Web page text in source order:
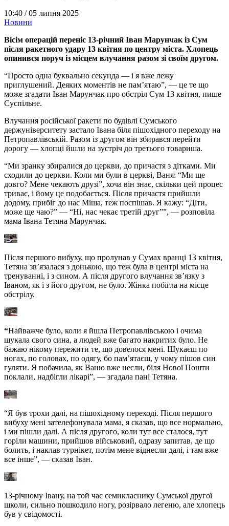
10:40 /05 липня 2025
Новини
Вісім операцій переніс 13-річний Іван Марунчак із Сум
після ракетного удару 13 квітня по центру міста. Хлопець
опинився поруч із місцем влучання разом зі своїм другом.
“Просто одна буквально секунда — і я вже лежу
приглушений. Деяких моментів не пам’ятаю”, — це те що
може згадати Іван Марунчак про обстріл Сум 13 квітня, пише
Суспільне.
Влучання російської ракети по будівлі Сумського
держуніверситету застало Івана біля пішохідного переходу на
Петропавлівській. Разом із другом він збирався перейти
дорогу — хлопці йшли на зустріч до третього товариша.
“Ми зранку збиралися до церкви, до причастя з дітками. Ми
сходили до церкви. Коли ми були в церкві, Ваня: “Ми ще
довго? Мене чекають друзі”, хоча він знає, скільки цей процес
триває, і йому це подобається. Після причастя прийшли
додому, прибіг до нас Міша, теж поспішав. Я кажу: “Діти,
може ще чаю?” — “Ні, нас чекає третій друг””, — розповіла
мама Івана Тетяна Марунчак.
Після першого вибуху, що пролунав у Сумах вранці 13 квітня,
Тетяна зв’язалася з донькою, що теж була в центрі міста на
тренуванні, і з сином. А після другого влучання зв’язку з
Іваном, як і з його другом, не було. Жінка побігла на місце
обстрілу.
“Найважче було, коли я йшла Петропавлівською і очима
шукала свого сина, а людей вже багато накритих було. Не
бажаю нікому пережити те, що довелося мені. Шукаєш по
ногах, по головах, по одягу, бо пам’ятаєш, у чому пішов син
гуляти. Я побачила, як Ваню вже несли, біля Нової Пошти
поклали, надбігли лікарі”, — згадала пані Тетяна.
“Я був трохи далі, на пішохідному переході. Після першого
вибуху мені зателефонувала мама, я сказав, що все нормально,
і ми пішли далі. А після другого, коли тут все сталося, тут
горіли машини, прийшов військовий, одразу запитав, де що
болить, і наклав турнікет, потім мене віднесли далі, і там вже
все інше”, — сказав Іван.
13-річному Івану, на той час семикласнику Сумської другої
школи, сильно пошкодило ногу, розірвало легеню, але хлопець
був у свідомості.